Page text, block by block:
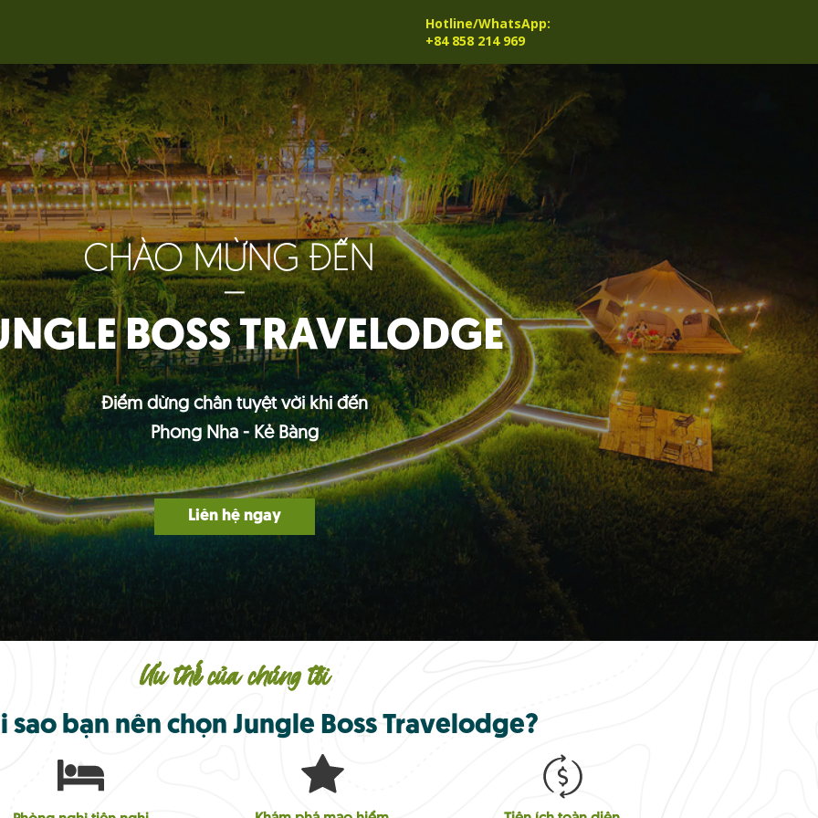
Hotline/WhatsApp:
+84 858 214 969
Liên hệ ngay
Điểm dừng chân tuyệt vời khi đến
Phong Nha - Kẻ Bàng
CHÀO MỪNG ĐẾN
BOSS TRAVELODGE
_
Ưu thế của chúng tôi
sao bạn nên chọn Jungle Boss Travelodge?